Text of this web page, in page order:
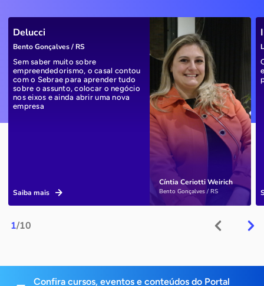
1/10
Cíntia Ceriotti Weirich
Bento Gonçalves / RS
Delucci
Bento Gonçalves / RS
Sem saber muito sobre
empreendedorismo, o casal contou
com o Sebrae para aprender tudo
sobre o assunto, colocar o negócio
nos eixos e ainda abrir uma nova
empresa
Saiba mais
Confira cursos, eventos e conteúdos do Portal